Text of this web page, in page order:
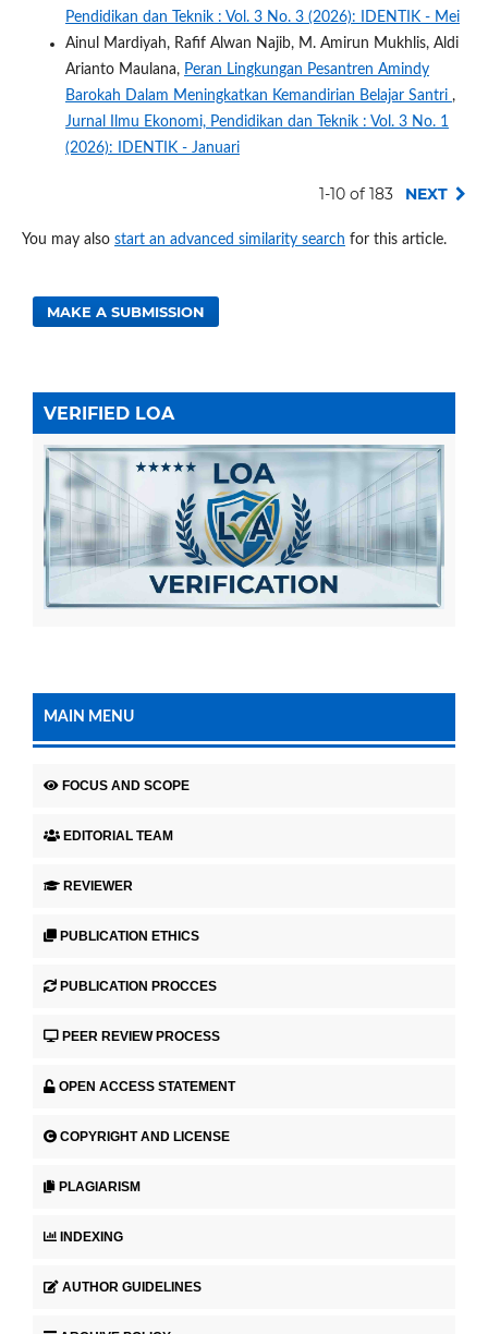
Pendidikan dan Teknik : Vol. 3 No. 3 (2026): IDENTIK - Mei
Ainul Mardiyah, Rafif Alwan Najib, M. Amirun Mukhlis, Aldi
Arianto Maulana, Peran Lingkungan Pesantren Amindy
Barokah Dalam Meningkatkan Kemandirian Belajar Santri ,
Jurnal Ilmu Ekonomi, Pendidikan dan Teknik : Vol. 3 No. 1
(2026): IDENTIK - Januari
1-10 of 183 NEXT
You may also start an advanced similarity search for this article.
MAKE A SUBMISSION
VERIFIED LOA
MAIN MENU
FOCUS AND SCOPE
EDITORIAL TEAM
REVIEWER
PUBLICATION ETHICS
PUBLICATION PROCCES
PEER REVIEW PROCESS
OPEN ACCESS STATEMENT
COPYRIGHT AND LICENSE
PLAGIARISM
INDEXING
AUTHOR GUIDELINES